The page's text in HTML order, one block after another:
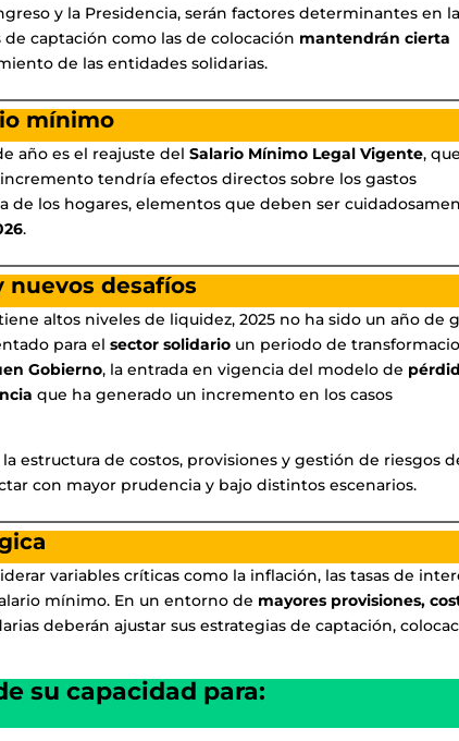
y la Presidencia, serán factores determinantes en
de captación como las de colocación mantendrán cierta
de las entidades solidarias.
mínimo
año es el reajuste delSalario Mínimo Legal Vigente,
incremento tendría efectos directos sobre los gastos
de los hogares, elementos que deben ser
.
nuevos desafíos
altos niveles de liquidez, 2025 no ha sido un año de
para elsector solidario un periodo de
Gobierno, la entrada en vigencia del modelo de
que ha generado un incremento en los casos
estructura de costos, provisiones y gestión de riesgos
con mayor prudencia y bajo distintos escenarios.
variables críticas como la inflación, las tasas de
mínimo. En un entorno de mayores provisiones,
deberán ajustar sus estrategias de captación,
su capacidad para: